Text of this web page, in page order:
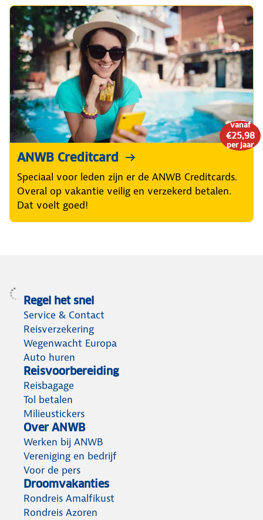
vanaf
€25,98
per jaar
ANWB Creditcard
Speciaal voor leden zijn er de ANWB Creditcards.
Overal op vakantie veilig en verzekerd betalen.
Dat voelt goed!
Regel het snel
Service & Contact
Reisverzekering
Wegenwacht Europa
Auto huren
Reisvoorbereiding
Reisbagage
Tol betalen
Milieustickers
Over ANWB
Werken bij ANWB
Vereniging en bedrijf
Voor de pers
Droomvakanties
Rondreis Amalfikust
Rondreis Azoren